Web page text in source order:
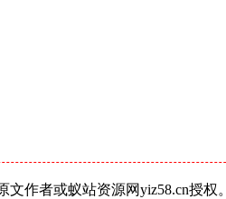
作者或蚁站资源网yiz58.cn授权。